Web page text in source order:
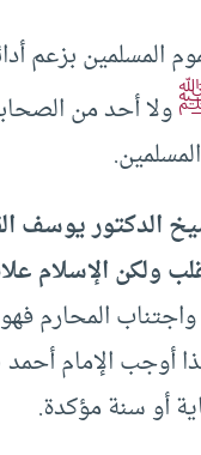
المسلمين بزعم
ولا أحد من
الدكتور يوسف
ولكن الإسلام
المحارم
أوجب الإمام
أو سنة مؤكدة.